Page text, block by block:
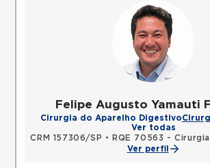
Felipe Augusto Yamauti
Cirurgia do Aparelho Digestivo
Ver todas
CRM 157306/SP • RQE 70563 - Cirurgia
Ver perfil